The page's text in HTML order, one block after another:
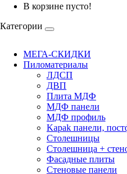
В корзине пусто!
Категории
МЕГА-СКИДКИ
Пиломатериалы
ЛДСП
ДВП
Плита МДФ
МДФ панели
МДФ профиль
Kapak панели,
Столешницы
Столешница +
Фасадные плиты
Стеновые панели